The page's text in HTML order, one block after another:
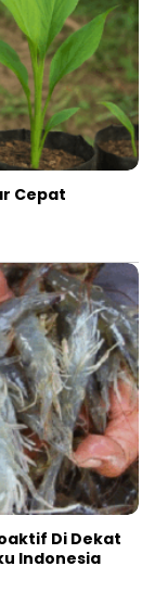
Cepat
Di Dekat
Indonesia